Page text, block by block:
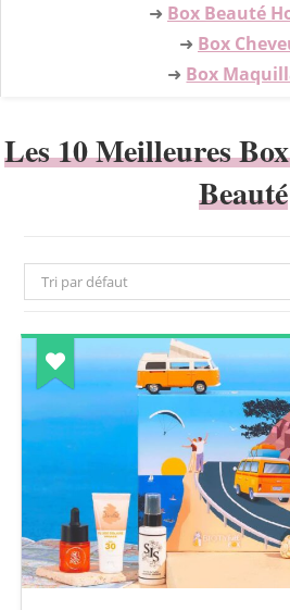
➜ Box Beauté
➜ Box
➜ Box
Les 10 Meilleures
Beauté
Tri par défaut